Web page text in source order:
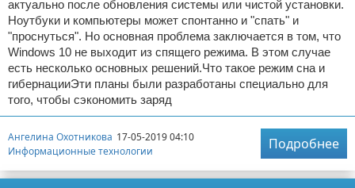
актуально после обновления системы или чистой установки.
Ноутбуки и компьютеры может спонтанно и "спать" и
"проснуться". Но основная проблема заключается в том, что
Windows 10 не выходит из спящего режима. В этом случае
есть несколько основных решений.Что такое режим сна и
гибернацииЭти планы были разработаны специально для
того, чтобы сэкономить заряд
Ангелина Охотникова 17-05-2019 04:10
Информационные технологии
Подробнее